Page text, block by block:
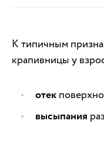
К типичным
крапивницы у
отек
высыпания